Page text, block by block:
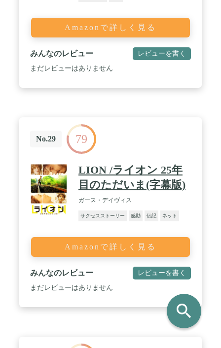
Amazonで詳しく見る
みんなのレビュー レビューを書く
まだレビューはありません
No.29 79
LION /ライオン 25年
目のただいま(字幕版)
ガース・デイヴィス
サクセスストーリー 感動 伝記 ネット
Amazonで詳しく見る
みんなのレビュー レビューを書く
まだレビューはありません
search